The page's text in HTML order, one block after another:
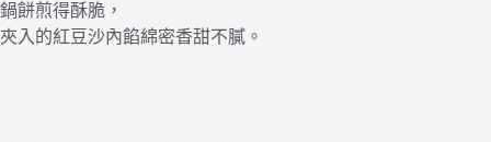
鍋餅煎得酥脆，
夾入的紅豆沙內餡綿密香甜不膩。